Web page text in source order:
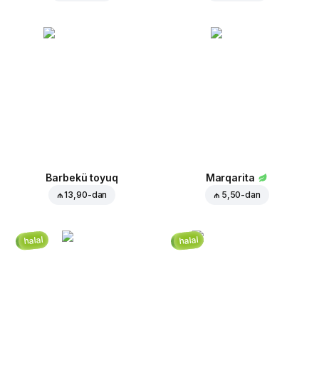
Barbekü toyuq
₼ 13,90-dan
Marqarita
₼ 5,50-dan
halal halal